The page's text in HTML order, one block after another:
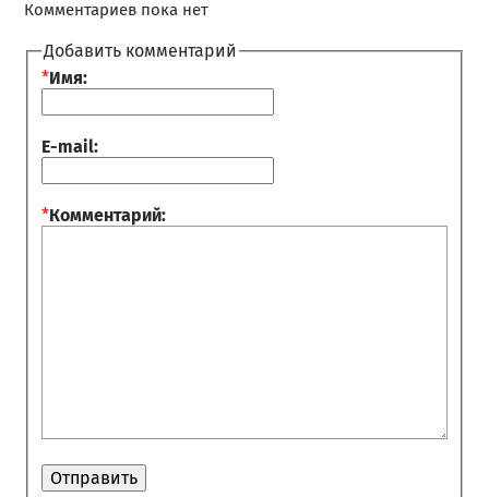
Комментариев пока нет
Добавить комментарий
*Имя:
E-mail:
*Комментарий: